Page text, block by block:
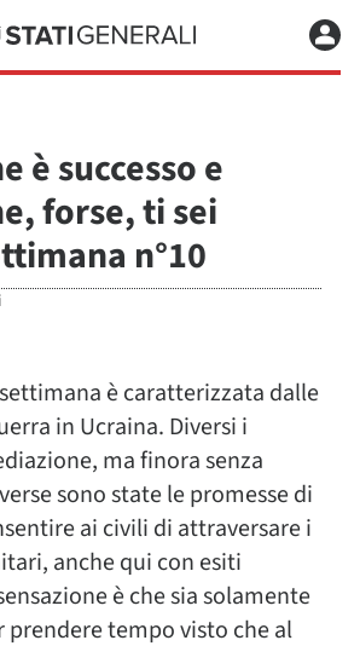
è successo e
forse, ti sei
n°10
è caratterizzata dalle
in Ucraina. Diversi i
ma finora senza
sono state le promesse di
ai civili di attraversare i
anche qui con esiti
è che sia solamente
prendere tempo visto che al